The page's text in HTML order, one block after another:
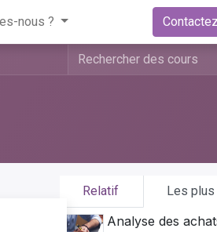
nous ?
Relatif Les plus
Analyse des